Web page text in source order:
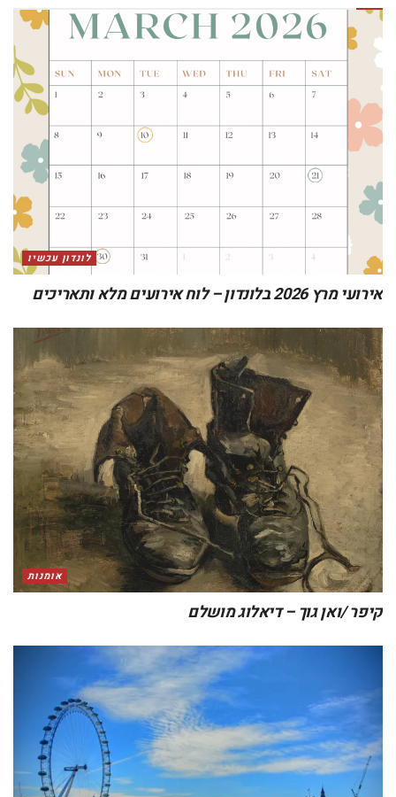
לונדון עכשיו
אירועי מרץ 2026 בלונדון – לוח אירועים מלא ותאריכים
אומנות
קיפר /ואן גוך – דיאלוג מושלם